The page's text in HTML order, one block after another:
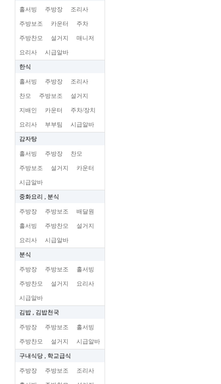
홀서빙 주방장 조리사
주방보조 카운터 주차
주방찬모 설거지 매니저
요리사 시급알바
한식
홀서빙 주방장 조리사
찬모 주방보조 설거지
지배인 카운터 주차/장치
요리사 부부팀 시급알바
감자탕
홀서빙 주방장 찬모
주방보조 설거지 카운터
시급알바
중화요리 , 분식
주방장 주방보조 배달원
홀서빙 주방찬모 설거지
요리사 시급알바
분식
주방장 주방보조 홀서빙
주방찬모 설거지 요리사
시급알바
김밥 , 김밥천국
주방장 주방보조 홀서빙
주방찬모 설거지 시급알바
구내식당 , 학교급식
주방장 주방보조 조리사